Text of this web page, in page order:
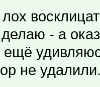
лох
- а
не